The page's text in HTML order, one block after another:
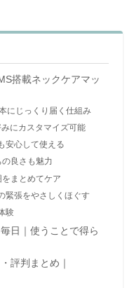
搭載ネックケアマッ
にじっくり届く仕組み
にカスタマイズ可能
安心して使える
良さも魅力
まとめてケア
緊張をやさしくほぐす
験
日｜使うことで得ら
評判まとめ｜